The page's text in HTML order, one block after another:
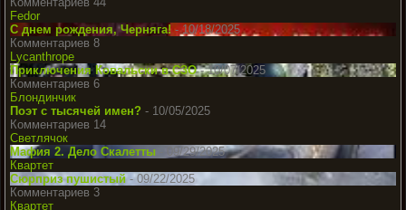
Fedor
С днем рождения, Черняга!- 10/18/2025
Комментариев 8
Lycanthrope
Приключения Ковальски в СЗО- 10/07/2025
Комментариев 6
Блондинчик
Поэт с тысячей имен? - 10/05/2025
Комментариев 14
Светлячок
Мафия 2. Дело Скалетты
- 09/29/2025
Квартет
Сюрприз пушистый - 09/22/2025
Комментариев 3
Квартет